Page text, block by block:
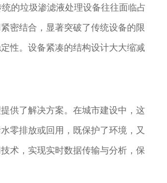
的垃圾渗滤液处理设备往往面临占
密结合，显著突破了传统设备的限
性。设备紧凑的结构设计大大缩减
供了解决方案。在城市建设中，这
零排放或回用，既保护了环境，又
术，实现实时数据传输与分析，保